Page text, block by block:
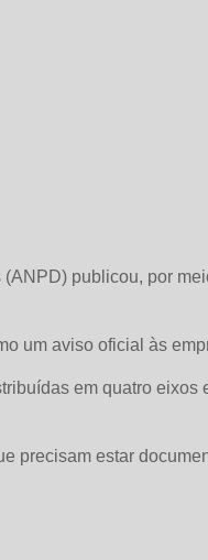
publicou, por
um aviso oficial às
em quatro
precisam estar